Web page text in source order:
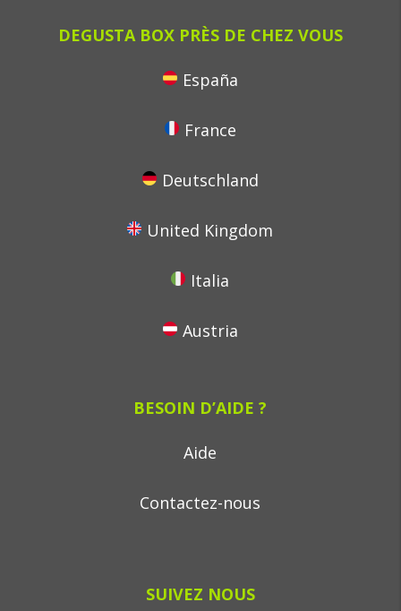
DEGUSTA BOX PRÈS DE CHEZ VOUS
España
France
Deutschland
United Kingdom
Italia
Austria
BESOIN D’AIDE ?
Aide
Contactez-nous
SUIVEZ NOUS